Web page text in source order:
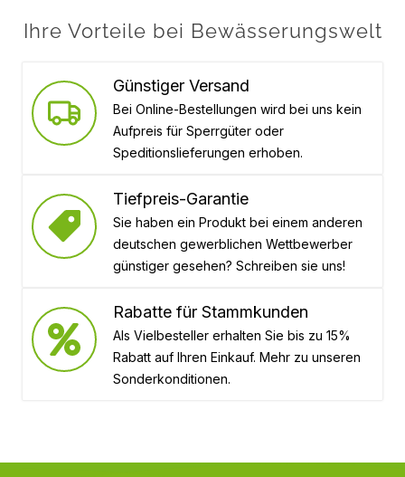
Ihre Vorteile bei Bewässerungswelt
Günstiger Versand
Bei Online-Bestellungen wird bei uns kein
Aufpreis für Sperrgüter oder
Speditionslieferungen erhoben.
Tiefpreis-Garantie
Sie haben ein Produkt bei einem anderen
deutschen gewerblichen Wettbewerber
günstiger gesehen? Schreiben sie uns!
Rabatte für Stammkunden
Als Vielbesteller erhalten Sie bis zu 15%
Rabatt auf Ihren Einkauf. Mehr zu unseren
Sonderkonditionen.